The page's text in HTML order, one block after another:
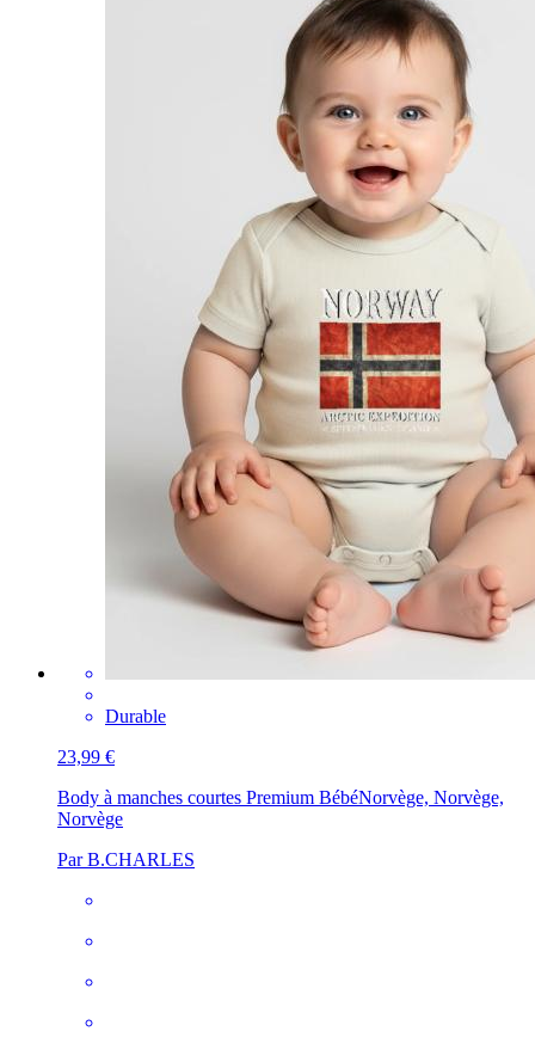
Durable
23,99 €
Body à manches courtes Premium BébéNorvège, Norvège,
Norvège
Par B.CHARLES